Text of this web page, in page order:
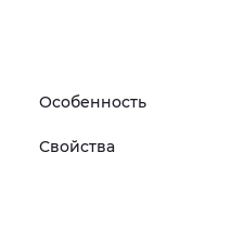
Особенность
Свойства